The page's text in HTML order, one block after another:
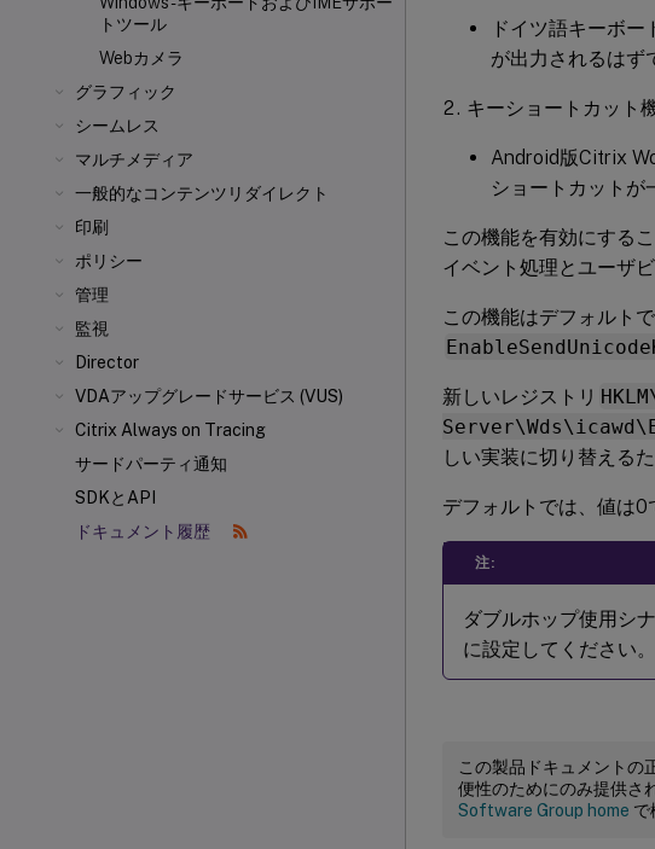
トツール
Webカメラ
グラフィック
シームレス
マルチメディア
一般的なコンテンツリダイレクト
印刷
ポリシー
管理
監視
Director
VDAアップグレードサービス (VUS)
Citrix Always on Tracing
サードパーティ通知
SDKとAPI
ドキュメント履歴
ドイツ語キーボー
が出力されるはず
キーショートカット
Android版Citrix
ショートカットが
この機能を有効にする
イベント処理とユーザ
この機能はデフォルト
新しいレジストリ
しい実装に切り替える
デフォルトでは、値は0
注:
ダブルホップ使用シ
に設定してください。
この製品ドキュメントの
便性のためにのみ提供さ
Software Group home で